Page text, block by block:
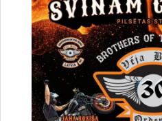
aiz mūsu zemes robežām.
uz Pēterburgu muzicēt par
vizītei. Ka uzdevums veikts
Atzinības medaļa.
Vairāk kā spoža medaļa ir
puses jauniešu gadu desmitu